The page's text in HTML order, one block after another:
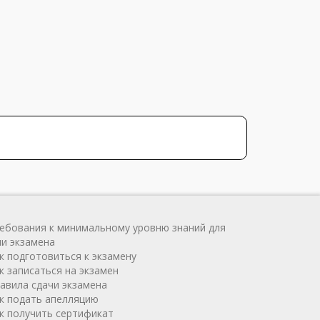
к минимальному уровню знаний для
экзамена
подготовиться к экзамену
записаться на экзамен
сдачи экзамена
подать апелляцию
получить сертификат